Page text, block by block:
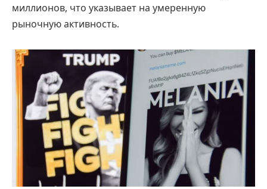
миллионов, что указывает на умеренную
рыночную активность.